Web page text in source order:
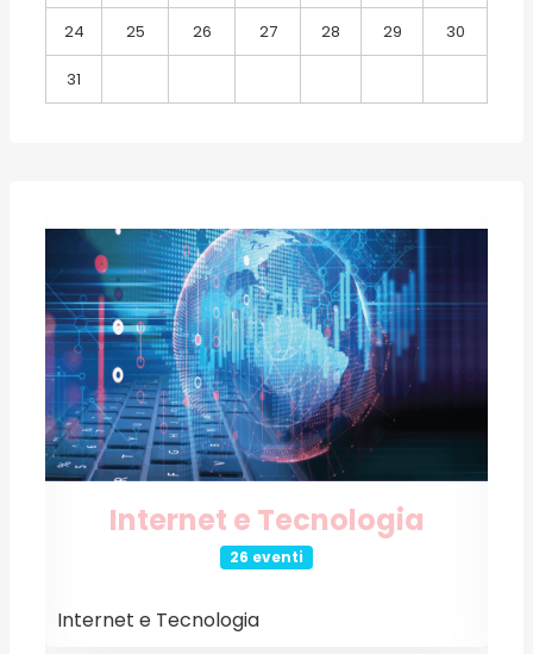
24 25 26 27 28 29 30
31
Internet e Tecnologia
26 eventi
Internet e Tecnologia